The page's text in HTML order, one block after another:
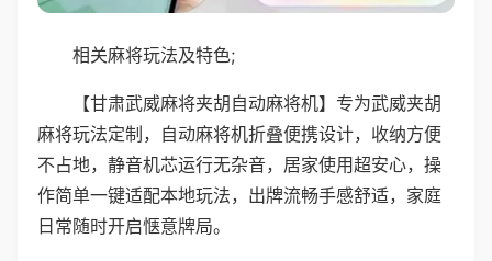
相关麻将玩法及特色;
【甘肃武威麻将夹胡自动麻将机】专为武威夹胡
麻将玩法定制，自动麻将机折叠便携设计，收纳方便
不占地，静音机芯运行无杂音，居家使用超安心，操
作简单一键适配本地玩法，出牌流畅手感舒适，家庭
日常随时开启惬意牌局。